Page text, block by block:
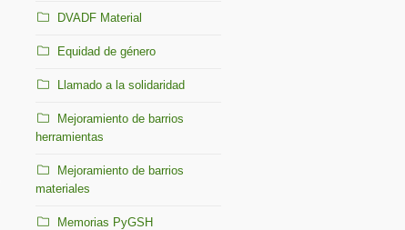
DVADF Material
Equidad de género
Llamado a la solidaridad
Mejoramiento de barrios
herramientas
Mejoramiento de barrios
materiales
Memorias PyGSH